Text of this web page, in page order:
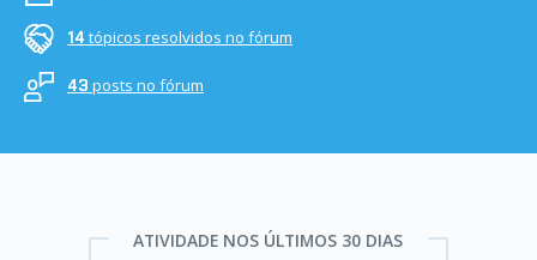
14tópicos resolvidos no fórum
43 posts no fórum
ATIVIDADE NOS ÚLTIMOS 30 DIAS